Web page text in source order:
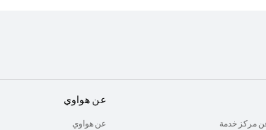
مركز خدمة
عن هواوي
عن هواوي